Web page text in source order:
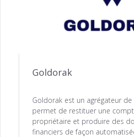
Goldorak
Goldorak est un agrégateur
permet de restituer une
propriétaire et produire des
financiers de façon